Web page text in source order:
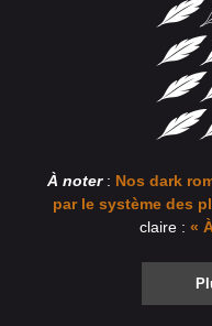
À noter: Nos dark
par le système des
claire : «